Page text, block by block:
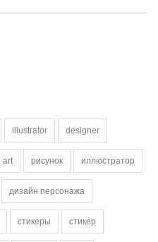
illustrator designer
art рисунок иллюстратор
дизайн персонажа
стикеры стикер